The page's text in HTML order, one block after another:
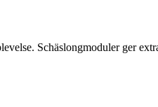
Schäslongmoduler ger